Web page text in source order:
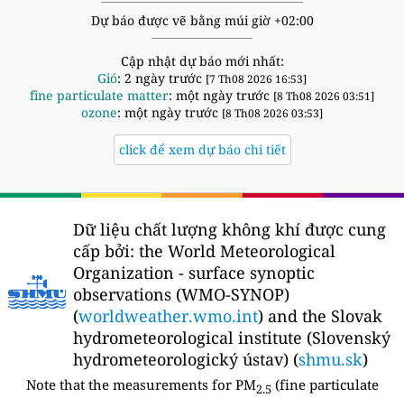
Dự báo được vẽ bằng múi giờ +02:00
Cập nhật dự báo mới nhất:
Gió: 2 ngày trước [7 Th08 2026 16:53]
fine particulate matter: một ngày trước [8 Th08 2026 03:51]
ozone: một ngày trước [8 Th08 2026 03:53]
click để xem dự báo chi tiết
Dữ liệu chất lượng không khí được cung
cấp bởi: the World Meteorological
Organization - surface synoptic
observations (WMO-SYNOP)
(worldweather.wmo.int) and the Slovak
hydrometeorological institute (Slovenský
hydrometeorologický ústav) (shmu.sk)
Note that the measurements for PM2.5 (fine particulate